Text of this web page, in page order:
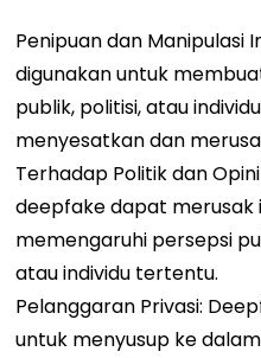
Penipuan dan Manipulasi
digunakan untuk
publik, politisi, atau
menyesatkan dan
Terhadap Politik dan
deepfake dapat
memengaruhi persepsi
atau individu tertentu.
Pelanggaran Privasi:
untuk menyusup ke